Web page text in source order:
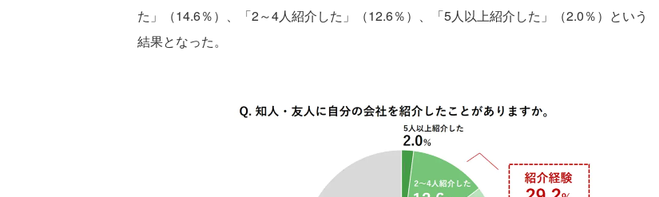
た」（14.6％）、「2～4人紹介した」（12.6％）、「5人以上紹介した」（2.0％）という
結果となった。